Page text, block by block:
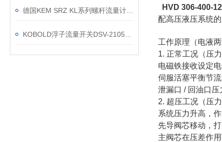
HVD 306-400-
配高压液压系统
工作原理（电液
1. 正常工况（压
电磁铁接收设定
伺服活塞平衡节
泄漏口 / 回油口
2. 超压工况（压
系统压力升高，
先导阀芯移动，
主阀芯在压差作